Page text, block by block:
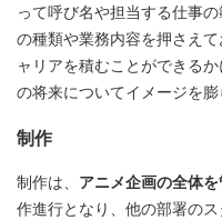
って呼び名や担当する仕事
の種類や業務内容を押さえ
ャリアを積むことができる
の将来についてイメージを膨
制作
制作は、 アニメ企画の全体
作進行となり、他の部署の